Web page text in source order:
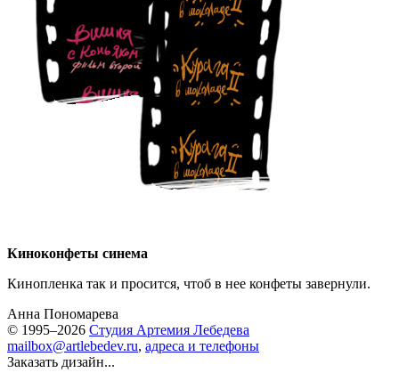
Киноконфеты синема
Кинопленка так и просится, чтоб в нее конфеты завернули.
Анна Пономарева
© 1995–2026 Студия Артемия Лебедева
mailbox@artlebedev.ru, адреса и телефоны
Заказать дизайн...